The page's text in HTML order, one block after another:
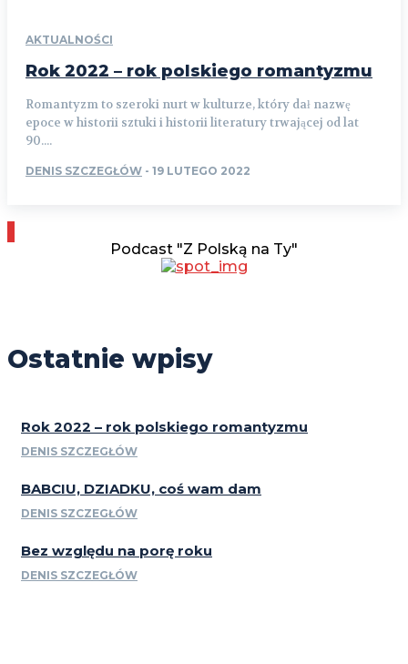
AKTUALNOŚCI
Rok 2022 – rok polskiego romantyzmu
Romantyzm to szeroki nurt w kulturze, który dał nazwę
epoce w historii sztuki i historii literatury trwającej od lat
90....
DENIS SZCZEGŁÓW - 19 LUTEGO 2022
Podcast "Z Polską na Ty"
Ostatnie wpisy
Rok 2022 – rok polskiego romantyzmu
DENIS SZCZEGŁÓW
BABCIU, DZIADKU, coś wam dam
DENIS SZCZEGŁÓW
Bez względu na porę roku
DENIS SZCZEGŁÓW